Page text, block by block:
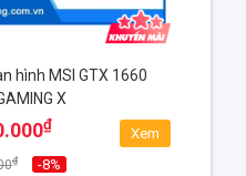
hình MSI GTX 1660
X
₫
₫ -8%
Xem